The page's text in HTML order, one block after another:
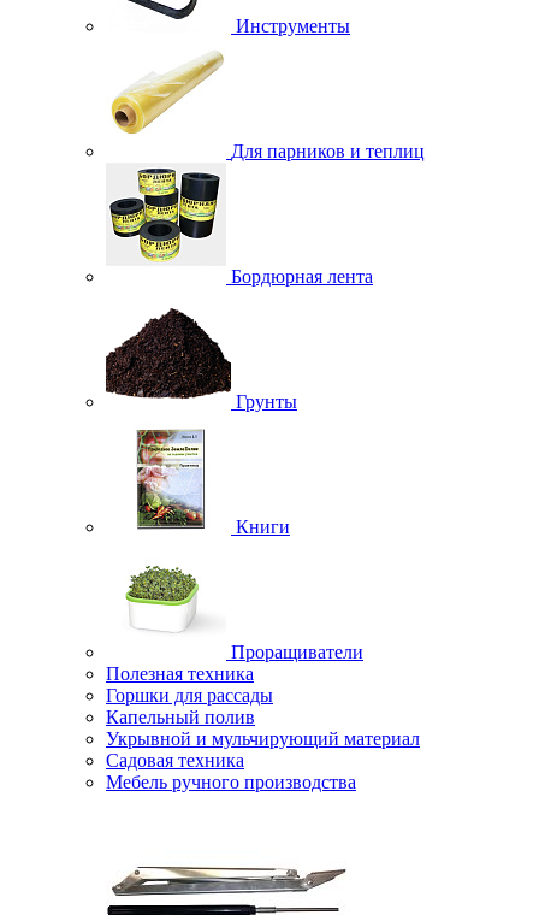
Инструменты
Для парников и теплиц
Бордюрная лента
Грунты
Книги
Проращиватели
Полезная техника
Горшки для рассады
Капельный полив
Укрывной и мульчирующий материал
Садовая техника
Мебель ручного производства